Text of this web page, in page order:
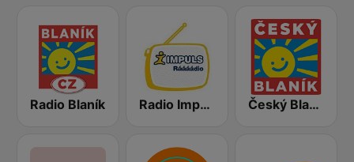
Radio Blaník Radio Impuls Český Blaník